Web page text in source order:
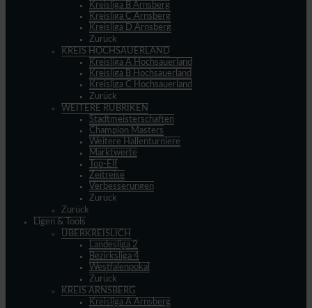
Kreisliga B Arnsberg
Kreisliga C Arnsberg
Kreisliga D Arnsberg
Zurück
KREIS HOCHSAUERLAND
Kreisliga A Hochsauerland
Kreisliga B Hochsauerland
Kreisliga C Hochsauerland
Zurück
WEITERE RUBRIKEN
Stadtmeisterschaften
Champion Masters
Weitere Hallenturniere
Marktwerte
Top-Elf
Zeitreise
Verbesserungen
Zurück
Zurück
Ligen & Tools
ÜBERKREISLICH
Landesliga 2
Bezirksliga 4
Westfalenpokal
Zurück
KREIS ARNSBERG
Kreisliga A Arnsberg